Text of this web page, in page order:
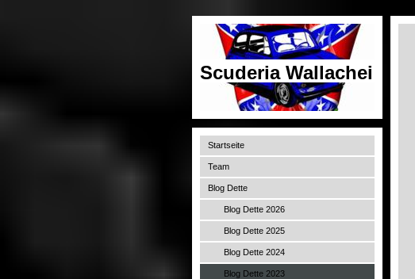
Scuderia Wallachei
Startseite
Team
Blog Dette
Blog Dette 2026
Blog Dette 2025
Blog Dette 2024
Blog Dette 2023